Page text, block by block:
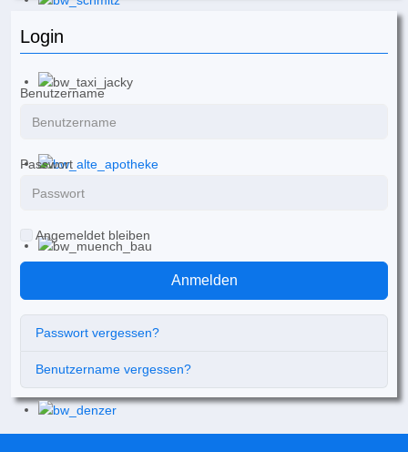
Login
Benutzername
Passwort
Angemeldet bleiben
Anmelden
Passwort vergessen?
Benutzername vergessen?